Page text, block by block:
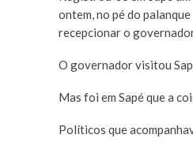
ontem, no pé do
recepcionar o
O governador visitou
Mas foi em Sapé que a
Políticos que